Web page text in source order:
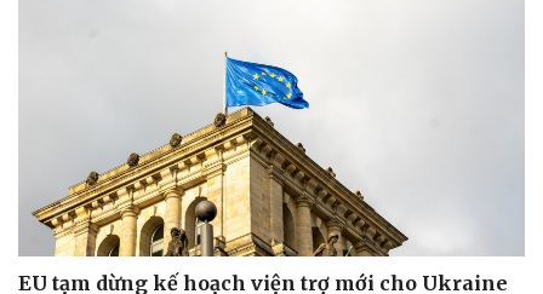
EU tạm dừng kế hoạch viện trợ mới cho Ukraine